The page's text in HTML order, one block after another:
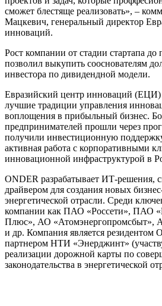
сможет блестяще реализовать», –
Мацкевич, генеральный директор
инноваций.
Рост компании от стадии стартапа до
позволил выкупить сооснователям
инвестора по дивидендной модели.
Евразийский центр инноваций (ЕЦИ)
лучшие традиции управления
воплощения в прибыльный бизнес.
предпринимателей прошли через
получили инвестиционную
активная работа с корпоративными
инновационной инфраструктурой в
ONDER разрабатывает ИТ-решения,
драйвером для создания новых
энергетической отрасли. Среди
компании как ПАО «Россети», ПАО
Плюс», АО «Атомэнергопромсбыт»,
и др. Компания является
партнером НТИ «Энерджинт»
реализации дорожной карты по
законодательства в энергетической